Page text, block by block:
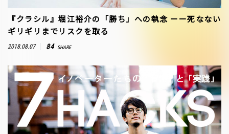
『クラシル』堀江裕介の「勝ち」への執念 ーー死なない
ギリギリまでリスクを取る
2018.08.07 84 SHARE